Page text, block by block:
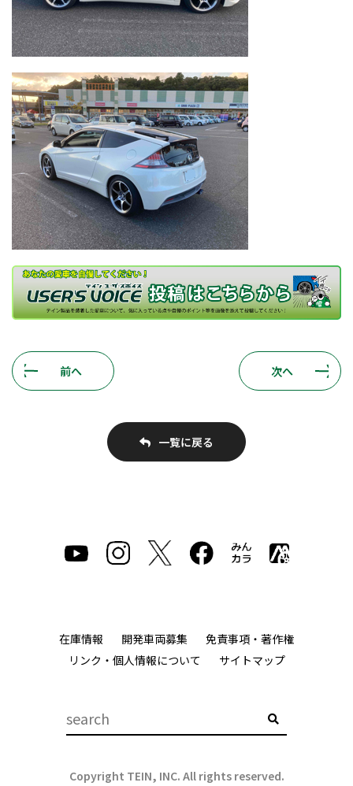
前へ 次へ
一覧に戻る
在庫情報 開発車両募集
免責事項・著作権
リンク・個人情報について
サイトマップ
Copyright TEIN, INC. All rights reserved.